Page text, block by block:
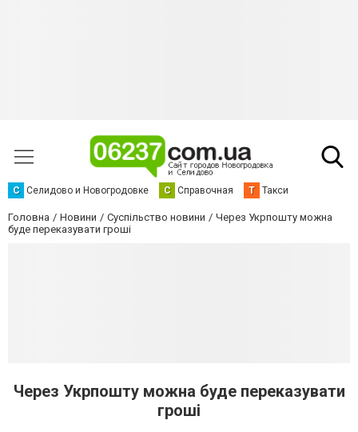
С Селидово и Новогродовке С Справочная Т Такси
Головна Новини Суспільство новини
Через Укрпошту можна
буде переказувати гроші
Через Укрпошту можна буде переказувати
гроші